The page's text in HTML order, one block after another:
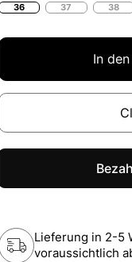
36 37 38
In
Lieferung in 2-5
voraussichtlich